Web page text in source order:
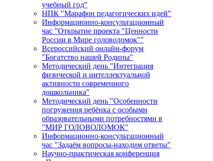
учебный год"
НПК "Марафон педагогических идей"
Информационно-консультационный
час "Открытие проекта "Ценности
России в Мире головоломок""
Всероссийский онлайн-форум
"Богатство нашей Родины"
Методический день "Интеграция
физической и интеллектуальной
активности современного
дошкольника"
Методический день "Особенности
погружения ребёнка с особыми
образовательными потребностями в
"МИР ГОЛОВОЛОМОК"
Информационно-консультационный
час "Задаём вопросы-находим ответы"
Научно-практическая конференция